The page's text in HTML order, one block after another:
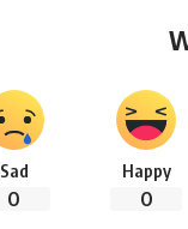
Sad
0
Happy
0